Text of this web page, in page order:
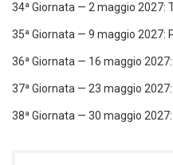
34ª Giornata — 2 maggio 2027:
35ª Giornata — 9 maggio 2027:
36ª Giornata — 16 maggio
37ª Giornata — 23 maggio
38ª Giornata — 30 maggio